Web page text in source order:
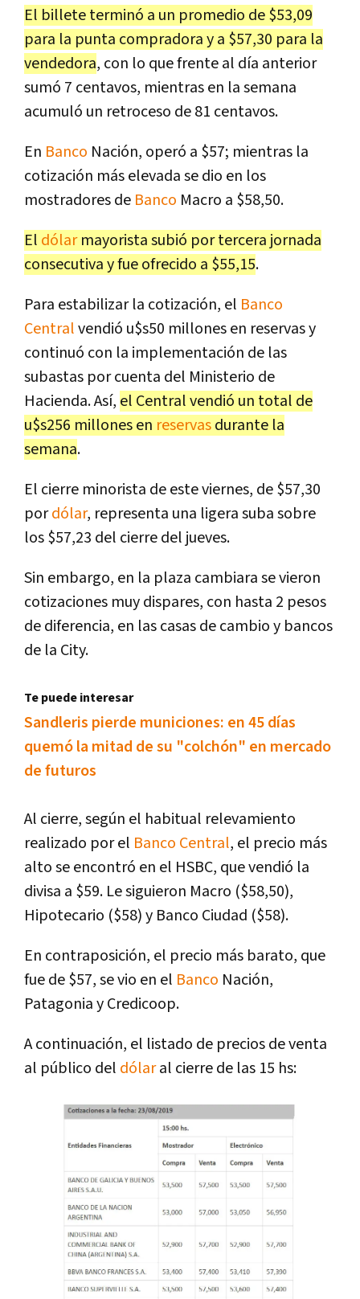
El billete terminó a un promedio de $53,09
para la punta compradora y a $57,30 para la
vendedora, con lo que frente al día anterior
sumó 7 centavos, mientras en la semana
acumuló un retroceso de 81 centavos.
En Banco Nación, operó a $57; mientras la
cotización más elevada se dio en los
mostradores de Banco Macro a $58,50.
El dólarmayorista subió por tercera jornada
consecutiva y fue ofrecido a $55,15.
Para estabilizar la cotización, el Banco
Centralvendió u$s50 millones en reservas y
continuó con la implementación de las
subastas por cuenta del Ministerio de
Hacienda. Así, el Central vendió un total de
u$s256 millones en reservasdurante la
semana.
El cierre minorista de este viernes, de $57,30
pordólar, representa una ligera suba sobre
los $57,23 del cierre del jueves.
Sin embargo, en la plaza cambiara se vieron
cotizaciones muy dispares, con hasta 2 pesos
de diferencia, en las casas de cambio y bancos
de la City.
Te puede interesar
Sandleris pierde municiones: en 45 días
quemó la mitad de su "colchón" en mercado
de futuros
Al cierre, según el habitual relevamiento
realizado por el Banco Central, el precio más
alto se encontró en el HSBC, que vendió la
divisa a $59. Le siguieron Macro ($58,50),
Hipotecario ($58) y Banco Ciudad ($58).
En contraposición, el precio más barato, que
fue de $57, se vio en el Banco Nación,
Patagonia y Credicoop.
A continuación, el listado de precios de venta
al público del dólaral cierre de las 15 hs: